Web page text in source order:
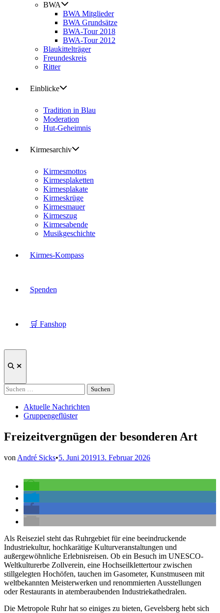
BWA
BWA Mitglieder
BWA Grundsätze
BWA-Tour 2018
BWA-Tour 2012
Blaukittelträger
Freundeskreis
Ritter
Einblicke
Tradition in Blau
Moderation
Hut-Geheimnis
Kirmesarchiv
Kirmesmottos
Kirmesplaketten
Kirmesplakate
Kirmeskrüge
Kirmesmauer
Kirmeszug
Kirmesabende
Musikgeschichte
Kirmes-Kompass
Spenden
🛒 Fanshop
Suche
Suchen
nach:
Veröffentlicht
Aktuelle Nachrichten
Gruppengeflüster
Freizeitvergnügen der besonderen Art
von André Sicks•5. Juni 201913. Februar 2026
Als Reiseziel steht das Ruhrgebiet für eine beeindruckende
Industriekultur, hochkarätige Kulturveranstaltungen und
außergewöhnliche Erlebnisreisen. Ob ein Besuch im UNESCO-
Weltkulturerbe Zollverein, eine Hochseilklettertour zwischen
stillgelegten Hochöfen, tauchen im Gasometer, Kunstmuseen mit
weltbekannten Meisterwerken und renommierten Ausstellungen
oder Restaurants in atemberaubenden Industriekathedralen.
Die Metropole Ruhr hat so einiges zu bieten, Gevelsberg hebt sich